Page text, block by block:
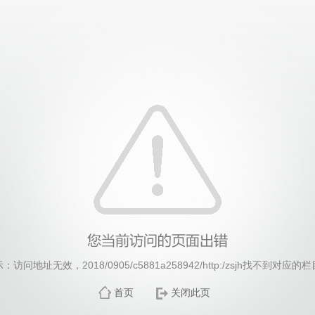
：访问地址无效，2018/0905/c5881a258942/http:/zsjh找不到对应的栏
首页 关闭此页